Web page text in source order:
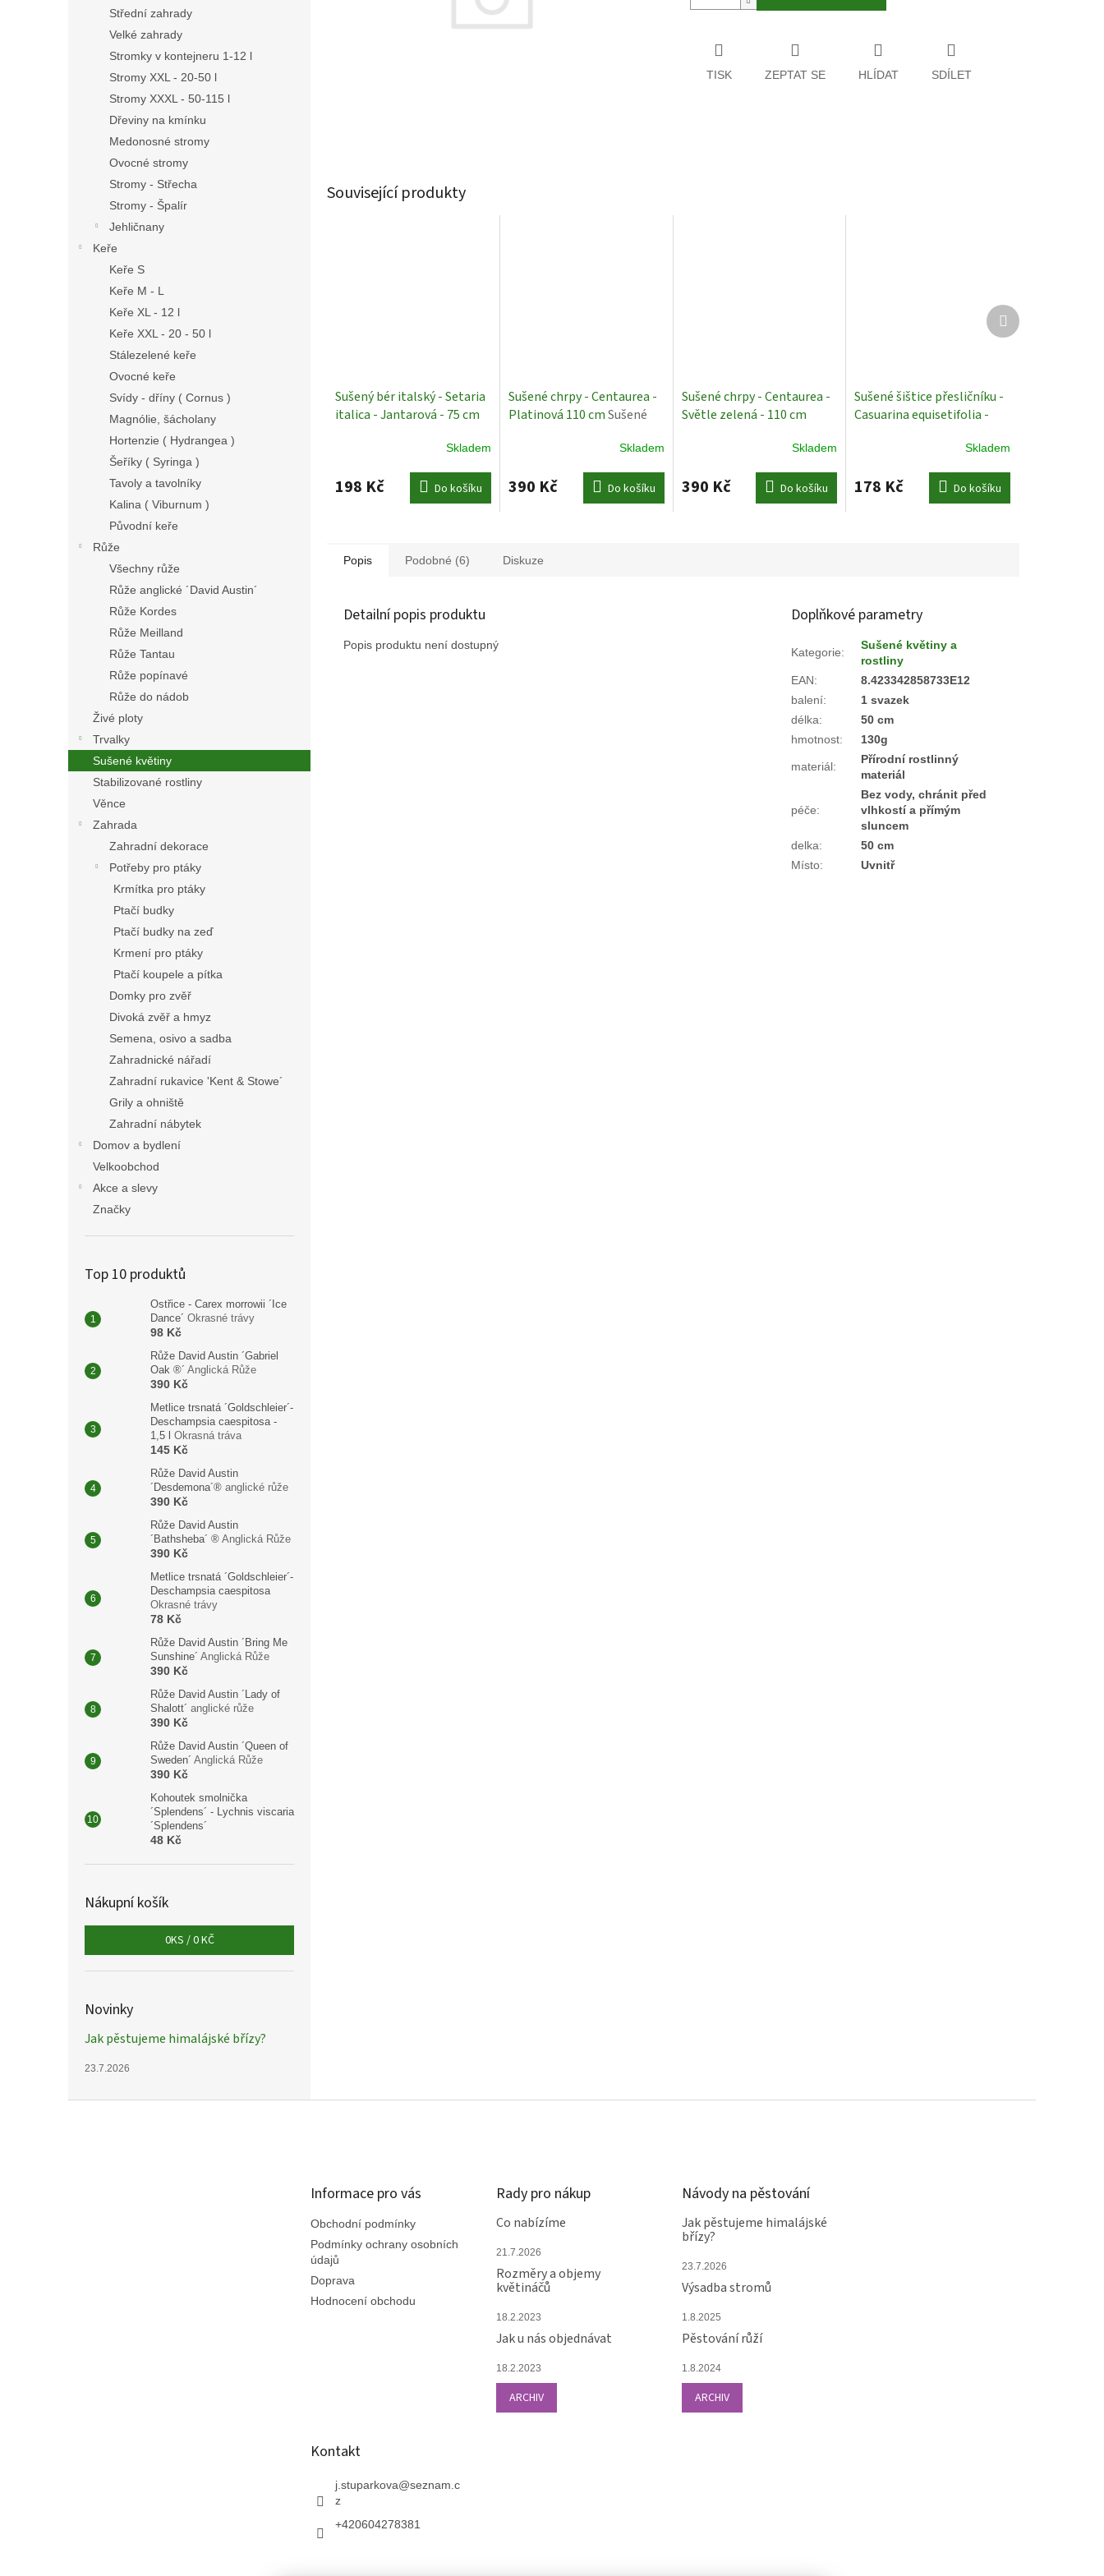
Střední zahrady
Velké zahrady
Stromky v kontejneru 1-12 l
Stromy XXL - 20-50 l
Stromy XXXL - 50-115 l
Dřeviny na kmínku
Medonosné stromy
Ovocné stromy
Stromy - Střecha
Stromy - Špalír
Jehličnany
Keře
Keře S
Keře M - L
Keře XL - 12 l
Keře XXL - 20 - 50 l
Stálezelené keře
Ovocné keře
Svídy - dříny ( Cornus )
Magnólie, šácholany
Hortenzie ( Hydrangea )
Šeříky ( Syringa )
Tavoly a tavolníky
Kalina ( Viburnum )
Původní keře
Růže
Všechny růže
Růže anglické ´David Austin´
Růže Kordes
Růže Meilland
Růže Tantau
Růže popínavé
Růže do nádob
Živé ploty
Trvalky
Sušené květiny
Stabilizované rostliny
Věnce
Zahrada
Zahradní dekorace
Potřeby pro ptáky
Krmítka pro ptáky
Ptačí budky
Ptačí budky na zeď
Krmení pro ptáky
Ptačí koupele a pítka
Domky pro zvěř
Divoká zvěř a hmyz
Semena, osivo a sadba
Zahradnické nářadí
Zahradní rukavice 'Kent & Stowe´
Grily a ohniště
Zahradní nábytek
Domov a bydlení
Velkoobchod
Akce a slevy
Značky
Top 10 produktů
Ostřice - Carex morrowii ´Ice
Dance´ Okrasné trávy
98 Kč
Růže David Austin ´Gabriel
Oak ®´ Anglická Růže
390 Kč
Metlice trsnatá ´Goldschleier´-
Deschampsia caespitosa -
1,5 l Okrasná tráva
145 Kč
Růže David Austin
´Desdemona´® anglické růže
390 Kč
Růže David Austin
´Bathsheba´ ® Anglická Růže
390 Kč
Metlice trsnatá ´Goldschleier´-
Deschampsia caespitosa
Okrasné trávy
78 Kč
Růže David Austin ´Bring Me
Sunshine´ Anglická Růže
390 Kč
Růže David Austin ´Lady of
Shalott´ anglické růže
390 Kč
Růže David Austin ´Queen of
Sweden´ Anglická Růže
390 Kč
Kohoutek smolnička
´Splendens´ - Lychnis viscaria
´Splendens´
48 Kč
Nákupní košík
0KS /0 KČ
Novinky
Jak pěstujeme himalájské břízy?
23.7.2026
TISK ZEPTAT SE HLÍDAT SDÍLET
Související produkty
Sušený bér italský - Setaria
italica - Jantarová - 75 cm
Skladem
198 Kč Do košíku
Sušené chrpy - Centaurea -
Platinová 110 cmSušené
Skladem
390 Kč Do košíku
Sušené chrpy - Centaurea -
Světle zelená - 110 cm
Skladem
390 Kč Do košíku
Sušené šištice přesličníku -
Casuarina equisetifolia -
Skladem
178 Kč Do košíku
Další
produkt
Popis Podobné (6) Diskuze
Detailní popis produktu
Popis produktu není dostupný
Doplňkové parametry
Kategorie:
Sušené květiny a
rostliny
EAN:
8.423342858733E12
balení:
1 svazek
délka:
50 cm
hmotnost: 130g
materiál:
Přírodní rostlinný
materiál
péče:
Bez vody, chránit před
vlhkostí a přímým
sluncem
delka:
50 cm
Místo: Uvnitř
Informace pro vás
Obchodní podmínky
Podmínky ochrany osobních
údajů
Doprava
Hodnocení obchodu
Rady pro nákup
Co nabízíme
21.7.2026
Rozměry a objemy
květináčů
18.2.2023
Jak u nás objednávat
18.2.2023
ARCHIV
Návody na pěstování
Jak pěstujeme himalájské
břízy?
23.7.2026
Výsadba stromů
1.8.2025
Pěstování růží
1.8.2024
ARCHIV
Kontakt
j.stuparkova@seznam.c
z
+420604278381